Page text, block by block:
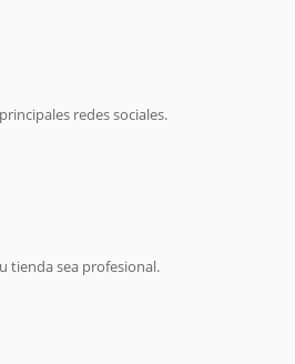
redes sociales.
tienda sea profesional.